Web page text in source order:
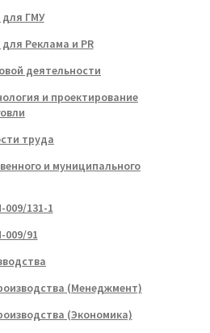
для ГМУ
Реклама и PR
деятельности
и проектирование
труда
и муниципального
131-1
91
(Менеджмент)
(Экономика)